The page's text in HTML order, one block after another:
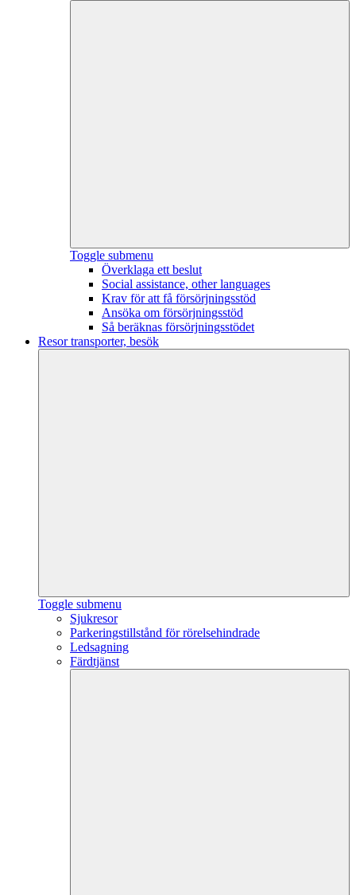
Toggle submenu
Överklaga ett beslut
Social assistance, other languages
Krav för att få försörjningsstöd
Ansöka om försörjningsstöd
Så beräknas försörjningsstödet
Resor transporter, besök
Toggle submenu
Sjukresor
Parkeringstillstånd för rörelsehindrade
Ledsagning
Färdtjänst